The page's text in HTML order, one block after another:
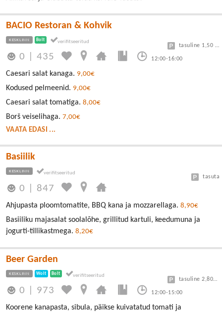
BACIO Restoran & Kohvik
KESKLINN Bolt
0 |435 12:00-16:00
tasuline 1,50 eur/h
Caesari salat kanaga. 9,00€
Kodused pelmeenid. 9,00€
Caesari salat tomatiga. 8,00€
Borš veiselihaga. 7,00€
VAATA EDASI ...
Basiilik
KESKLINN
0 847
tasuta
Ahjupasta ploomtomatite, BBQ kana ja mozzarellaga. 8,90€
Basiiliku majasalat soolalõhe, grillitud kartuli, keedumuna ja
jogurti-tillikastmega. 8,20€
Beer Garden
KESKLINN Wolt Bolt
0 973 12:00-15:00
tasuline 2,80/30min
Koorene kanapasta, sibula, päikse kuivatatud tomati ja